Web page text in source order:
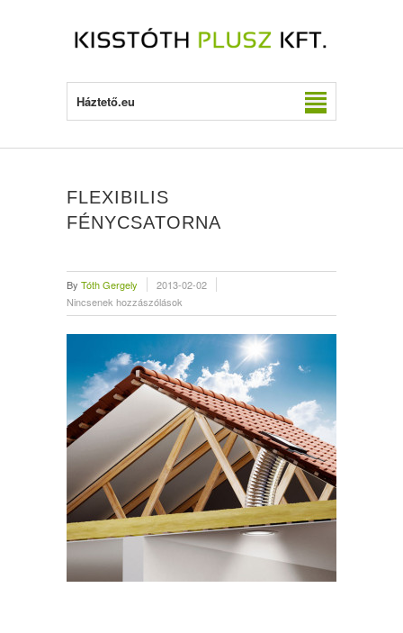
Háztető.eu
FLEXIBILIS
FÉNYCSATORNA
By Tóth Gergely
2013-02-02
Nincsenek hozzászólások